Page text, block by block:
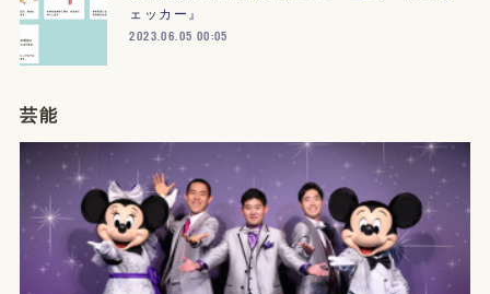
ェッカー』
2023.06.05 00:05
芸能